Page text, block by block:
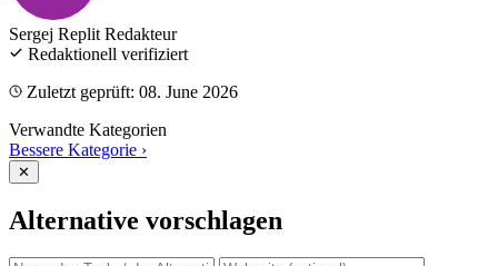
Sergej Replit Redakteur
Redaktionell verifiziert
Zuletzt geprüft: 08. June 2026
Verwandte Kategorien
Bessere Kategorie ›
✕
Alternative vorschlagen